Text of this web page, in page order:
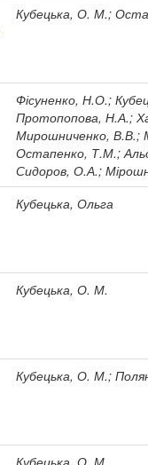
Кубецька, О. М.;
Фісуненко, Н.О.;
Протопопова, Н.А.;
Мирошниченко, В.В.;
Остапенко, Т.М.;
Сидоров, О.А.;
Кубецька, Ольга
Кубецька, О. М.
Кубецька, О. М.;